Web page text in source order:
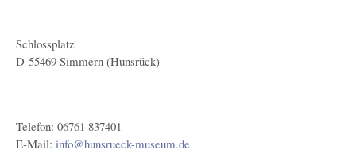
Schlossplatz
D-55469 Simmern (Hunsrück)
Telefon: 06761 837401
E-Mail: info@hunsrueck-museum.de